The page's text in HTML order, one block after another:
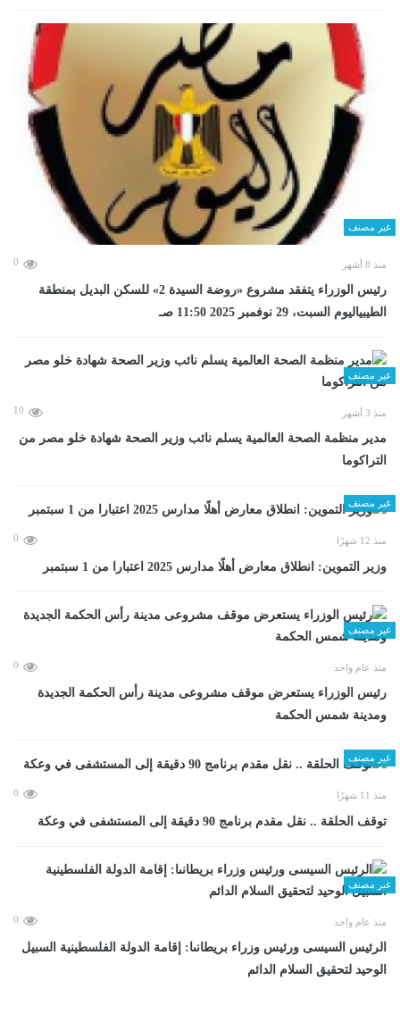
غير مصنف
منذ 8 أشهر 0
رئيس الوزراء يتفقد مشروع «روضة السيدة 2» للسكن البديل بمنطقة
الطيبياليوم السبت، 29 نوفمبر 2025 11:50 صـ
غير مصنف
منذ 3 أشهر 10
مدير منظمة الصحة العالمية يسلم نائب وزير الصحة شهادة خلو مصر من
التراكوما
غير مصنف
منذ 12 شهرًا 0
وزير التموين: انطلاق معارض أهلًا مدارس 2025 اعتبارا من 1 سبتمبر
غير مصنف
منذ عام واحد 0
رئيس الوزراء يستعرض موقف مشروعى مدينة رأس الحكمة الجديدة
ومدينة شمس الحكمة
غير مصنف
منذ 11 شهرًا 0
توقف الحلقة .. نقل مقدم برنامج 90 دقيقة إلى المستشفى في وعكة
غير مصنف
منذ عام واحد 0
الرئيس السيسى ورئيس وزراء بريطانىا: إقامة الدولة الفلسطينية السبيل
الوحيد لتحقيق السلام الدائم